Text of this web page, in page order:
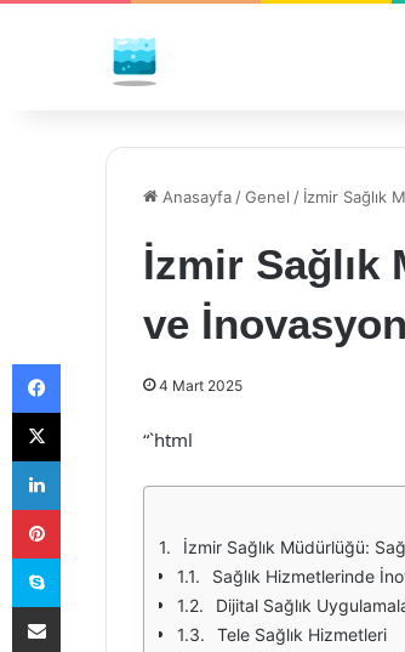
Anasayfa /Genel / İzmir Sağlık
İzmir Sağlık
ve İnovasyon
4 Mart 2025
“`html
İzmir Sağlık Müdürlüğü:
Sağlık Hizmetlerinde
Dijital Sağlık
Tele Sağlık Hizmetleri
Facebook
X
LinkedIn
Pinterest
Skype
E-Posta ile paylaş